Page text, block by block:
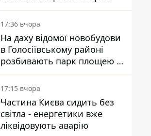
17:36 вчора
На даху відомої новобудови
в Голосіївському районі
розбивають парк площею в
гектар
17:15 вчора
Частина Києва сидить без
світла - енергетики вже
ліквідовують аварію